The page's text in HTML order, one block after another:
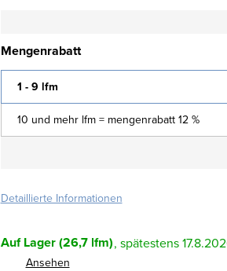
Mengenrabatt
1 - 9 lfm
10 und mehr lfm = mengenrabatt 12 %
Detaillierte Informationen
Auf Lager(26,7 lfm)
Ansehen